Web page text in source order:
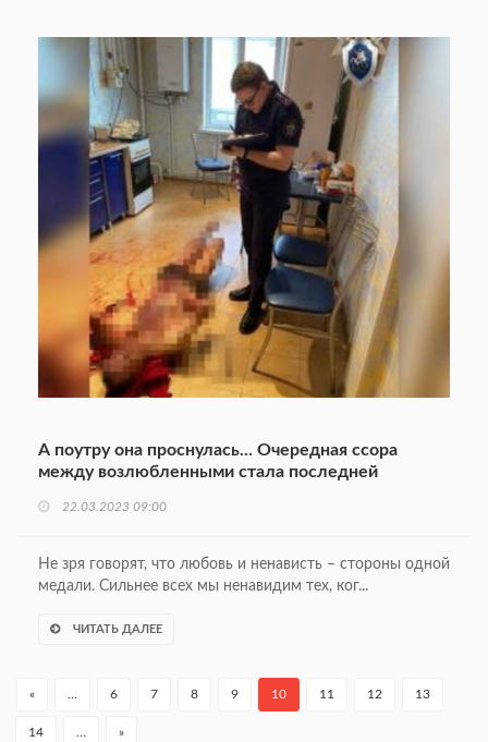
А поутру она проснулась... Очередная ссора
между возлюбленными стала последней
22.03.2023 09:00
Не зря говорят, что любовь и ненависть – стороны одной
медали. Сильнее всех мы ненавидим тех, ког...
ЧИТАТЬ ДАЛЕЕ
« 6 7 8 9 10 11 12 13
14 »